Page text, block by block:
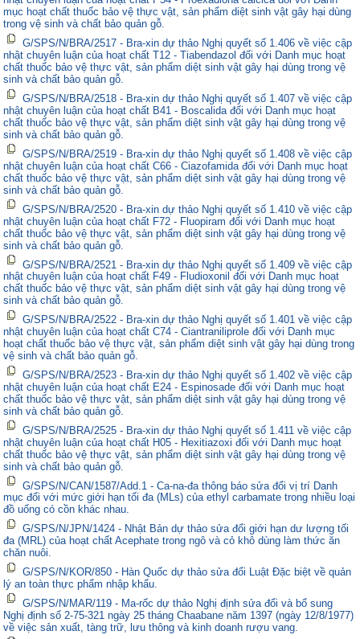
mục hoạt chất thuốc bảo vệ thực vật, sản phẩm diệt sinh vật gây hại dùng
trong vệ sinh và chất bảo quản gỗ.
G/SPS/N/BRA/2517 - Bra-xin dự thảo Nghị quyết số 1.406 về việc cập
nhật chuyên luận của hoạt chất T12 - Tiabendazol đối với Danh mục hoạt
chất thuốc bảo vệ thực vật, sản phẩm diệt sinh vật gây hại dùng trong vệ
sinh và chất bảo quản gỗ.
G/SPS/N/BRA/2518 - Bra-xin dự thảo Nghị quyết số 1.407 về việc cập
nhật chuyên luận của hoạt chất B41 - Boscalida đối với Danh mục hoạt
chất thuốc bảo vệ thực vật, sản phẩm diệt sinh vật gây hại dùng trong vệ
sinh và chất bảo quản gỗ.
G/SPS/N/BRA/2519 - Bra-xin dự thảo Nghị quyết số 1.408 về việc cập
nhật chuyên luận của hoạt chất C66 - Ciazofamida đối với Danh mục hoạt
chất thuốc bảo vệ thực vật, sản phẩm diệt sinh vật gây hại dùng trong vệ
sinh và chất bảo quản gỗ.
G/SPS/N/BRA/2520 - Bra-xin dự thảo Nghị quyết số 1.410 về việc cập
nhật chuyên luận của hoạt chất F72 - Fluopiram đối với Danh mục hoạt
chất thuốc bảo vệ thực vật, sản phẩm diệt sinh vật gây hại dùng trong vệ
sinh và chất bảo quản gỗ.
G/SPS/N/BRA/2521 - Bra-xin dự thảo Nghị quyết số 1.409 về việc cập
nhật chuyên luận của hoạt chất F49 - Fludioxonil đối với Danh mục hoạt
chất thuốc bảo vệ thực vật, sản phẩm diệt sinh vật gây hại dùng trong vệ
sinh và chất bảo quản gỗ.
G/SPS/N/BRA/2522 - Bra-xin dự thảo Nghị quyết số 1.401 về việc cập
nhật chuyên luận của hoạt chất C74 - Ciantraniliprole đối với Danh mục
hoạt chất thuốc bảo vệ thực vật, sản phẩm diệt sinh vật gây hại dùng trong
vệ sinh và chất bảo quản gỗ.
G/SPS/N/BRA/2523 - Bra-xin dự thảo Nghị quyết số 1.402 về việc cập
nhật chuyên luận của hoạt chất E24 - Espinosade đối với Danh mục hoạt
chất thuốc bảo vệ thực vật, sản phẩm diệt sinh vật gây hại dùng trong vệ
sinh và chất bảo quản gỗ.
G/SPS/N/BRA/2525 - Bra-xin dự thảo Nghị quyết số 1.411 về việc cập
nhật chuyên luận của hoạt chất H05 - Hexitiazoxi đối với Danh mục hoạt
chất thuốc bảo vệ thực vật, sản phẩm diệt sinh vật gây hại dùng trong vệ
sinh và chất bảo quản gỗ.
G/SPS/N/CAN/1587/Add.1 - Ca-na-đa thông báo sửa đổi vị trí Danh
mục đối với mức giới hạn tối đa (MLs) của ethyl carbamate trong nhiều loại
đồ uống có cồn khác nhau.
G/SPS/N/JPN/1424 - Nhật Bản dự thảo sửa đổi giới hạn dư lượng tối
đa (MRL) của hoạt chất Acephate trong ngô và cỏ khô dùng làm thức ăn
chăn nuôi.
G/SPS/N/KOR/850 - Hàn Quốc dự thảo sửa đổi Luật Đặc biệt về quản
lý an toàn thực phẩm nhập khẩu.
G/SPS/N/MAR/119 - Ma-rốc dự thảo Nghị định sửa đổi và bổ sung
Nghị định số 2-75-321 ngày 25 tháng Chaabane năm 1397 (ngày 12/8/1977)
về việc sản xuất, tàng trữ, lưu thông và kinh doanh rượu vang.